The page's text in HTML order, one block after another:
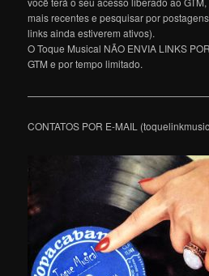
mais recentes e pesquisar por
links ainda estiverem ativos).
O Toque Musical NÃO ENVIA LINKS
GTM e por tempo limitado.
CONTATOS POR E-MAIL